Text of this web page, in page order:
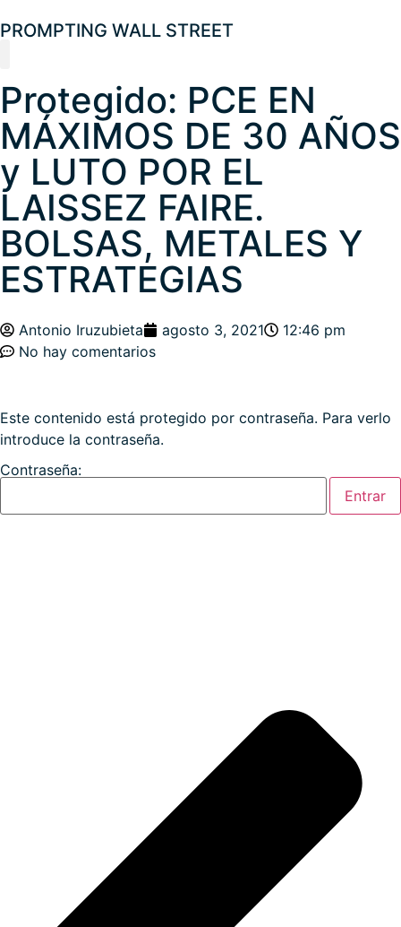
PROMPTING WALL STREET
Protegido: PCE EN
MÁXIMOS DE 30 AÑOS
y LUTO POR EL
LAISSEZ FAIRE.
BOLSAS, METALES Y
ESTRATEGIAS
Antonio Iruzubieta agosto 3, 2021
12:46 pm
No hay comentarios
Este contenido está protegido por contraseña. Para verlo
introduce la contraseña.
Contraseña: